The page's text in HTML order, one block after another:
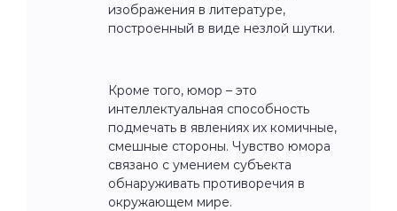
изображения в литературе,
построенный в виде незлой шутки.
Кроме того, юмор – это
интеллектуальная способность
подмечать в явлениях их комичные,
смешные стороны. Чувство юмора
связано с умением субъекта
обнаруживать противоречия в
окружающем мире.